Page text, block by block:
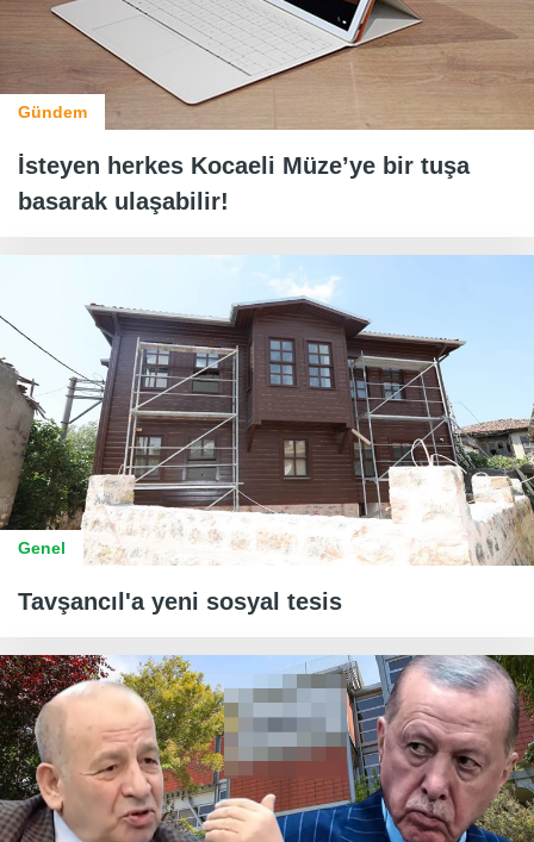
Gündem
İsteyen herkes Kocaeli Müze’ye bir tuşa
basarak ulaşabilir!
Genel
Tavşancıl'a yeni sosyal tesis